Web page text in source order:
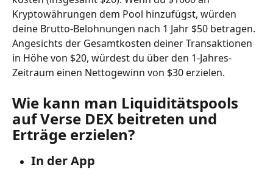
Kryptowährungen dem Pool hinzufügst, würden
deine Brutto-Belohnungen nach 1 Jahr $50 betragen.
Angesichts der Gesamtkosten deiner Transaktionen
in Höhe von $20, würdest du über den 1-Jahres-
Zeitraum einen Nettogewinn von $30 erzielen.
Wie kann man Liquiditätspools
auf Verse DEX beitreten und
Erträge erzielen?
In der App